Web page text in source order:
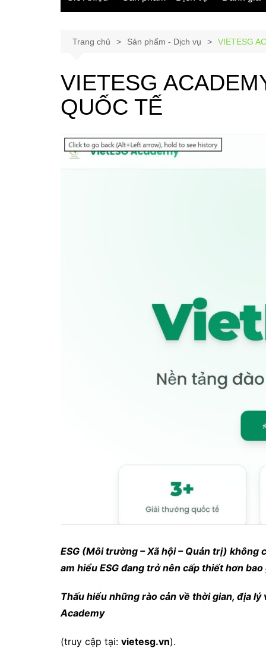
Trang chủ Sản phẩm - Dịch vụ VIETESG
VIETESG
QUỐC TẾ
ESG (Môi trường – Xã hội – Quản trị) không
am hiểu ESG đang trở nên cấp thiết hơn bao
Thấu hiểu những rào cản về thời gian, địa
Academy
(truy cập tại: vietesg.vn).